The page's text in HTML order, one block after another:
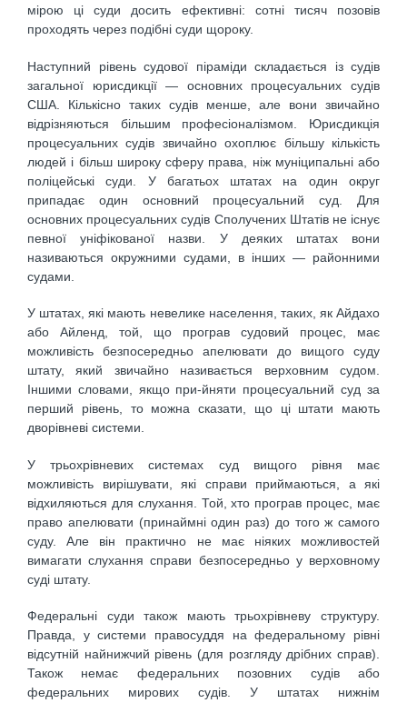
мірою ці суди досить ефективні: сотні тисяч позовів
проходять через подібні суди щороку.
Наступний рівень судової піраміди складається із судів
загальної юрисдикції — основних процесуальних судів
США. Кількісно таких судів менше, але вони звичайно
відрізняються більшим професіоналізмом. Юрисдикція
процесуальних судів звичайно охоплює більшу кількість
людей і більш широку сферу права, ніж муніципальні або
поліцейські суди. У багатьох штатах на один округ
припадає один основний процесуальний суд. Для
основних процесуальних судів Сполучених Штатів не існує
певної уніфікованої назви. У деяких штатах вони
називаються окружними судами, в інших — районними
судами.
У штатах, які мають невелике населення, таких, як Айдахо
або Айленд, той, що програв судовий процес, має
можливість безпосередньо апелювати до вищого суду
штату, який звичайно називається верховним судом.
Іншими словами, якщо при-йняти процесуальний суд за
перший рівень, то можна сказати, що ці штати мають
дворівневі системи.
У трьохрівневих системах суд вищого рівня має
можливість вирішувати, які справи приймаються, а які
відхиляються для слухання. Той, хто програв процес, має
право апелювати (принаймні один раз) до того ж самого
суду. Але він практично не має ніяких можливостей
вимагати слухання справи безпосередньо у верховному
суді штату.
Федеральні суди також мають трьохрівневу структуру.
Правда, у системи правосуддя на федеральному рівні
відсутній найнижчий рівень (для розгляду дрібних справ).
Також немає федеральних позовних судів або
федеральних мирових судів. У штатах нижнім